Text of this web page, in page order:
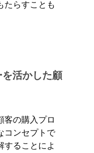
たらすことも
活かした顧
客の購入プロ
コンセプトで
することによ